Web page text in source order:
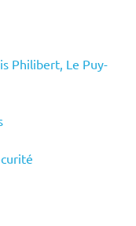
Philibert, Le Puy-